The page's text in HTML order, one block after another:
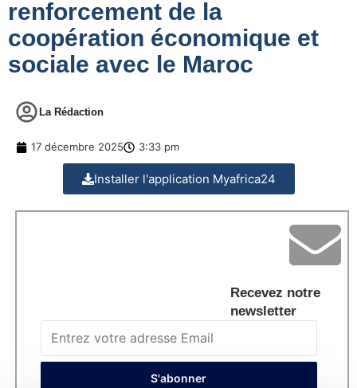
renforcement de la
coopération économique et
sociale avec le Maroc
La Rédaction
17 décembre 2025 3:33 pm
Installer l'application Myafrica24
Recevez notre
newsletter